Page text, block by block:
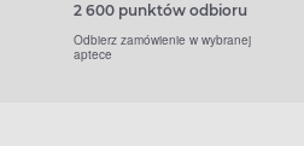
2 600 punktów odbioru
Odbierz zamówienie w wybranej
aptece